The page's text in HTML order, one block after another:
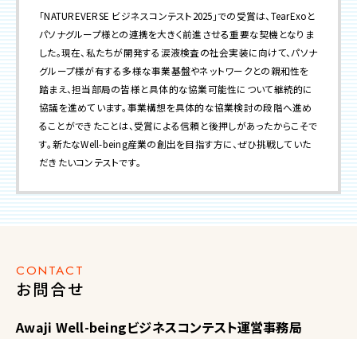
「NATUREVERSE ビジネスコンテスト2025」での受賞は、TearExoと
パソナグループ様との連携を大きく前進させる重要な契機となりま
した。現在、私たちが開発する涙液検査の社会実装に向けて、パソナ
グループ様が有する多様な事業基盤やネットワークとの親和性を
踏まえ、担当部局の皆様と具体的な協業可能性について継続的に
協議を進めています。事業構想を具体的な協業検討の段階へ進め
ることができたことは、受賞による信頼と後押しがあったからこそで
す。新たなWell-being産業の創出を目指す方に、ぜひ挑戦していた
だきたいコンテストです。
CONTACT
お問合せ
Awaji Well-beingビジネスコンテスト運営事務局